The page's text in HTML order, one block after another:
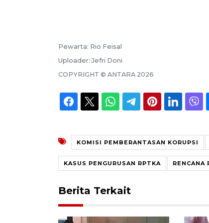
Pewarta: Rio Feisal
Uploader: Jefri Doni
COPYRIGHT © ANTARA 2026
KOMISI PEMBERANTASAN KORUPSI
KASUS PENGURUSAN RPTKA RENCANA
Berita Terkait